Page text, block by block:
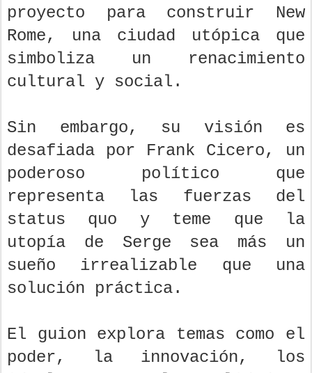
proyecto para construir New
Rome, una ciudad utópica que
simboliza un renacimiento
cultural y social.
Sin embargo, su visión es
desafiada por Frank Cicero, un
poderoso político que
representa las fuerzas del
status quo y teme que la
utopía de Serge sea más un
sueño irrealizable que una
solución práctica.
El guion explora temas como el
poder, la innovación, los